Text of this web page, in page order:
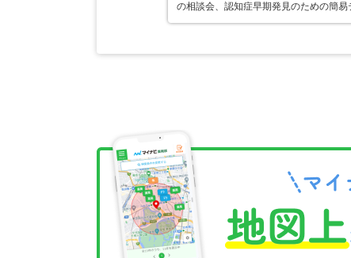
の相談会、認知症早期発見のための簡